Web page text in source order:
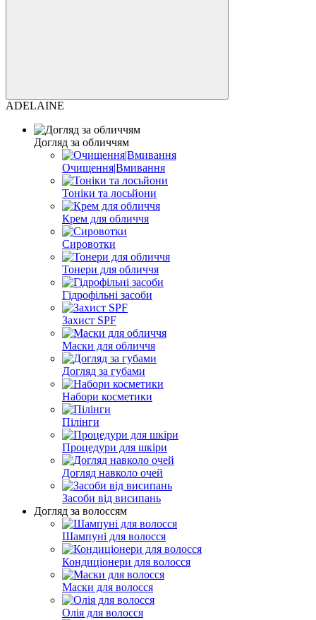
ADELAINE
Догляд за обличчям
Очищення|Вмивання
Тоніки та лосьйони
Крем для обличчя
Сировотки
Тонери для обличчя
Гідрофільні засоби
Захист SPF
Маски для обличчя
Догляд за губами
Набори косметики
Пілінги
Процедури для шкіри
Догляд навколо очей
Засоби від висипань
Догляд за волоссям
Шампуні для волосся
Кондиціонери для волосся
Маски для волосся
Олія для волосся